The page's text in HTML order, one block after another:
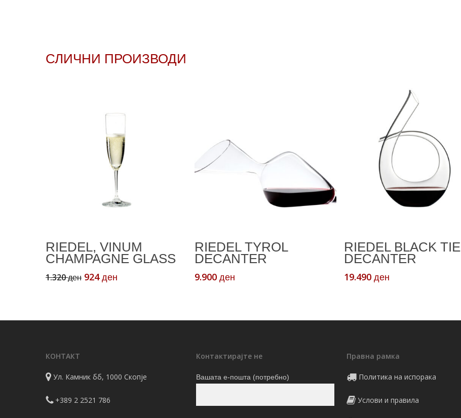
СЛИЧНИ ПРОИЗВОДИ
RIEDEL, VINUM
CHAMPAGNE GLASS
1.320ден Original
924 ден
RIEDEL TYROL
DECANTER
9.900ден
RIEDEL BLACK TIE
DECANTER
19.490 ден
КОНТАКТ
Ул. Камник бб, 1000 Скопје
+389 2 2521 786
Контактирајте не
Вашата е-пошта (потребно)
Правна рамка
Политика на испорака
Услови и правила